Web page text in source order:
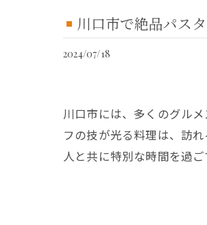
川口市で絶品パス
2024/07/18
川口市には、多くのグル
フの技が光る料理は、訪
人と共に特別な時間を過